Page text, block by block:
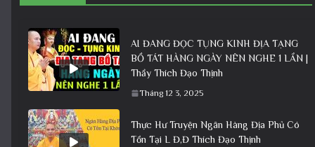
AI ĐANG ĐỌC TỤNG KINH ĐỊA TẠNG
BỒ TÁT HÀNG NGÀY NÊN NGHE 1 LẦN |
Thầy Thích Đạo Thịnh
Tháng 12 3, 2025
Thực Hư Truyện Ngân Hàng Địa Phủ Có
Tồn Tại L Đ,Đ Thích Đạo Thịnh